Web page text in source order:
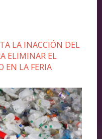
LA INACCIÓN DEL
ELIMINAR EL
EN LA FERIA